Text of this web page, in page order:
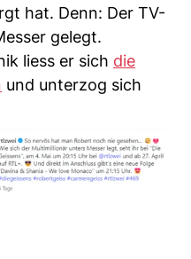
hat. Denn: Der TV-
gelegt.
liess er sich die
und unterzog sich